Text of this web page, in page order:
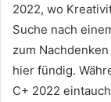
2022, wo
Suche nach
zum
hier fündig.
C+ 2022